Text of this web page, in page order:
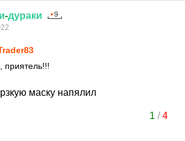
-дураки
приятель!!!
маску напялил
1 /4